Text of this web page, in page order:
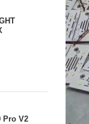
Pro V2